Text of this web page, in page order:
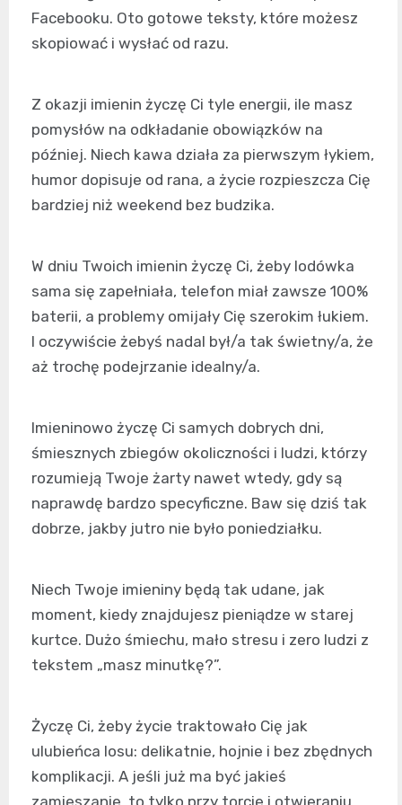
Facebooku. Oto gotowe teksty, które możesz
skopiować i wysłać od razu.
Z okazji imienin życzę Ci tyle energii, ile masz
pomysłów na odkładanie obowiązków na
później. Niech kawa działa za pierwszym łykiem,
humor dopisuje od rana, a życie rozpieszcza Cię
bardziej niż weekend bez budzika.
W dniu Twoich imienin życzę Ci, żeby lodówka
sama się zapełniała, telefon miał zawsze 100%
baterii, a problemy omijały Cię szerokim łukiem.
I oczywiście żebyś nadal był/a tak świetny/a, że
aż trochę podejrzanie idealny/a.
Imieninowo życzę Ci samych dobrych dni,
śmiesznych zbiegów okoliczności i ludzi, którzy
rozumieją Twoje żarty nawet wtedy, gdy są
naprawdę bardzo specyficzne. Baw się dziś tak
dobrze, jakby jutro nie było poniedziałku.
Niech Twoje imieniny będą tak udane, jak
moment, kiedy znajdujesz pieniądze w starej
kurtce. Dużo śmiechu, mało stresu i zero ludzi z
tekstem „masz minutkę?”.
Życzę Ci, żeby życie traktowało Cię jak
ulubieńca losu: delikatnie, hojnie i bez zbędnych
komplikacji. A jeśli już ma być jakieś
zamieszanie, to tylko przy torcie i otwieraniu